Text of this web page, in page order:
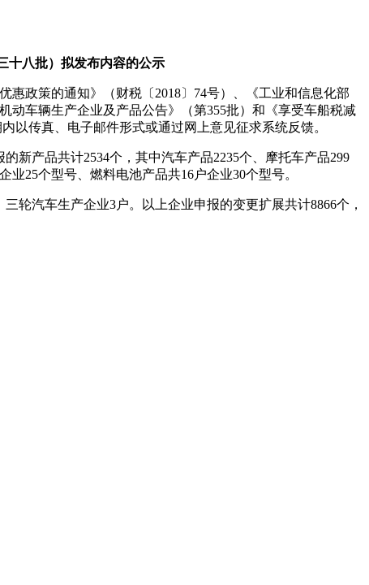
十八批）拟发布内容的公示
政策的通知》（财税〔2018〕74号）、《工业和信息化部
动车辆生产企业及产品公告》（第355批）和《享受车船税减
以传真、电子邮件形式或通过网上意见征求系统反馈。
新产品共计2534个，其中汽车产品2235个、摩托车产品299
25个型号、燃料电池产品共16户企业30个型号。
轮汽车生产企业3户。以上企业申报的变更扩展共计8866个，